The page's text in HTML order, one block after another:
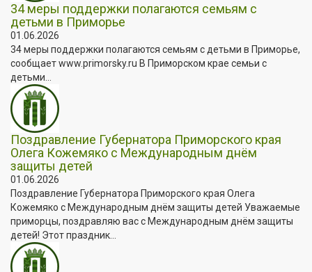
34 меры поддержки полагаются семьям с
детьми в Приморье
01.06.2026
34 меры поддержки полагаются семьям с детьми в Приморье,
сообщает www.primorsky.ru В Приморском крае семьи с
детьми...
Поздравление Губернатора Приморского края
Олега Кожемяко с Международным днём
защиты детей
01.06.2026
Поздравление Губернатора Приморского края Олега
Кожемяко с Международным днём защиты детей Уважаемые
приморцы, поздравляю вас с Международным днём защиты
детей! Этот праздник...